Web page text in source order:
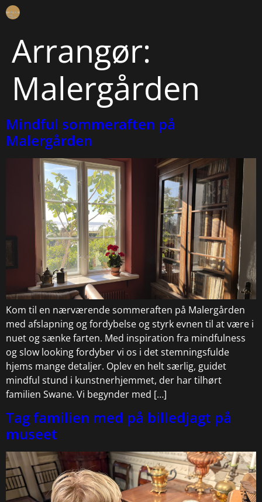
Arrangør:
Malergården
Mindful sommeraften på
Malergården
Kom til en nærværende sommeraften på Malergården
med afslapning og fordybelse og styrk evnen til at være i
nuet og sænke farten. Med inspiration fra mindfulness
og slow looking fordyber vi os i det stemningsfulde
hjems mange detaljer. Oplev en helt særlig, guidet
mindful stund i kunstnerhjemmet, der har tilhørt
familien Swane. Vi begynder med […]
Tag familien med på billedjagt på
museet